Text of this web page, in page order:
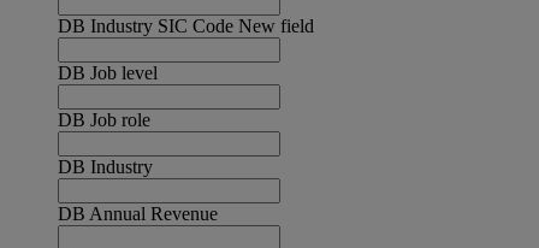
DB Industry SIC Code New field
DB Job level
DB Job role
DB Industry
DB Annual Revenue